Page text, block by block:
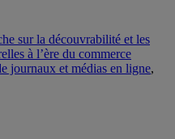
sur la découvrabilité et les
à l’ère du commerce
journaux et médias en ligne,